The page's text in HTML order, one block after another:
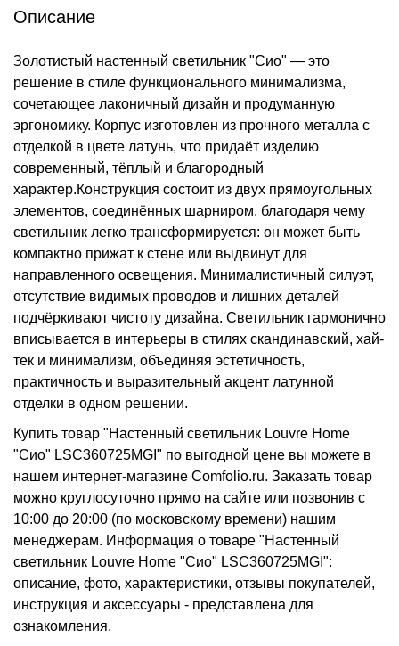
Описание
Золотистый настенный светильник "Сио" — это
решение в стиле функционального минимализма,
сочетающее лаконичный дизайн и продуманную
эргономику. Корпус изготовлен из прочного металла с
отделкой в цвете латунь, что придаёт изделию
современный, тёплый и благородный
характер.Конструкция состоит из двух прямоугольных
элементов, соединённых шарниром, благодаря чему
светильник легко трансформируется: он может быть
компактно прижат к стене или выдвинут для
направленного освещения. Минималистичный силуэт,
отсутствие видимых проводов и лишних деталей
подчёркивают чистоту дизайна. Светильник гармонично
вписывается в интерьеры в стилях скандинавский, хай-
тек и минимализм, объединяя эстетичность,
практичность и выразительный акцент латунной
отделки в одном решении.
Купить товар "Настенный светильник Louvre Home
"Сио" LSC360725MGI" по выгодной цене вы можете в
нашем интернет-магазине Comfolio.ru. Заказать товар
можно круглосуточно прямо на сайте или позвонив с
10:00 до 20:00 (по московскому времени) нашим
менеджерам. Информация о товаре "Настенный
светильник Louvre Home "Сио" LSC360725MGI":
описание, фото, характеристики, отзывы покупателей,
инструкция и аксессуары - представлена для
ознакомления.